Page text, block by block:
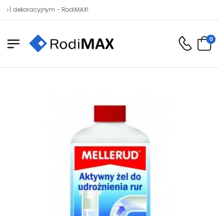
- RodiMAX!
0